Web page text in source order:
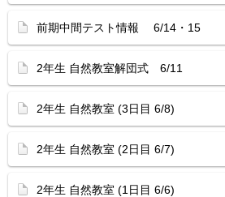
前期中間テスト情報 6/14・15
2年生 自然教室解団式 6/11
2年生 自然教室 (3日目 6/8)
2年生 自然教室 (2日目 6/7)
2年生 自然教室 (1日目 6/6)